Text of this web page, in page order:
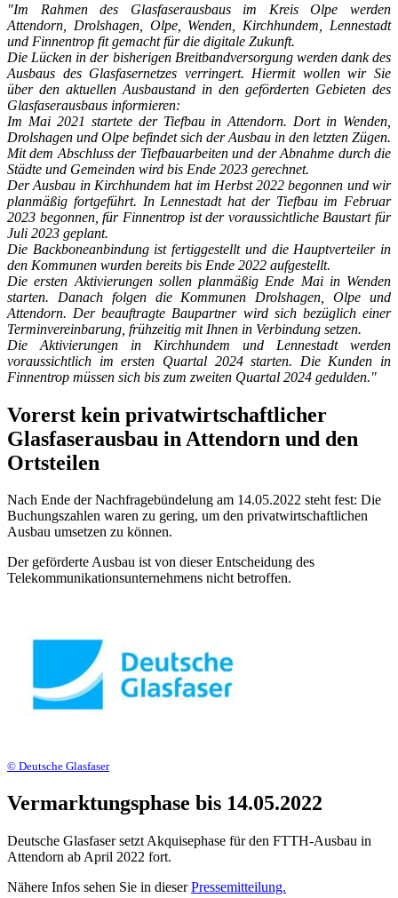
"Im Rahmen des Glasfaserausbaus im Kreis Olpe werden
Attendorn, Drolshagen, Olpe, Wenden, Kirchhundem, Lennestadt
und Finnentrop fit gemacht für die digitale Zukunft.
Die Lücken in der bisherigen Breitbandversorgung werden dank des
Ausbaus des Glasfasernetzes verringert. Hiermit wollen wir Sie
über den aktuellen Ausbaustand in den geförderten Gebieten des
Glasfaserausbaus informieren:
Im Mai 2021 startete der Tiefbau in Attendorn. Dort in Wenden,
Drolshagen und Olpe befindet sich der Ausbau in den letzten Zügen.
Mit dem Abschluss der Tiefbauarbeiten und der Abnahme durch die
Städte und Gemeinden wird bis Ende 2023 gerechnet.
Der Ausbau in Kirchhundem hat im Herbst 2022 begonnen und wir
planmäßig fortgeführt. In Lennestadt hat der Tiefbau im Februar
2023 begonnen, für Finnentrop ist der voraussichtliche Baustart für
Juli 2023 geplant.
Die Backboneanbindung ist fertiggestellt und die Hauptverteiler in
den Kommunen wurden bereits bis Ende 2022 aufgestellt.
Die ersten Aktivierungen sollen planmäßig Ende Mai in Wenden
starten. Danach folgen die Kommunen Drolshagen, Olpe und
Attendorn. Der beauftragte Baupartner wird sich bezüglich einer
Terminvereinbarung, frühzeitig mit Ihnen in Verbindung setzen.
Die Aktivierungen in Kirchhundem und Lennestadt werden
voraussichtlich im ersten Quartal 2024 starten. Die Kunden in
Finnentrop müssen sich bis zum zweiten Quartal 2024 gedulden."
Vorerst kein privatwirtschaftlicher
Glasfaserausbau in Attendorn und den
Ortsteilen
Nach Ende der Nachfragebündelung am 14.05.2022 steht fest: Die
Buchungszahlen waren zu gering, um den privatwirtschaftlichen
Ausbau umsetzen zu können.
Der geförderte Ausbau ist von dieser Entscheidung des
Telekommunikationsunternehmens nicht betroffen.
© Deutsche Glasfaser
Vermarktungsphase bis 14.05.2022
Deutsche Glasfaser setzt Akquisephase für den FTTH-Ausbau in
Attendorn ab April 2022 fort.
Nähere Infos sehen Sie in dieserPressemitteilung.